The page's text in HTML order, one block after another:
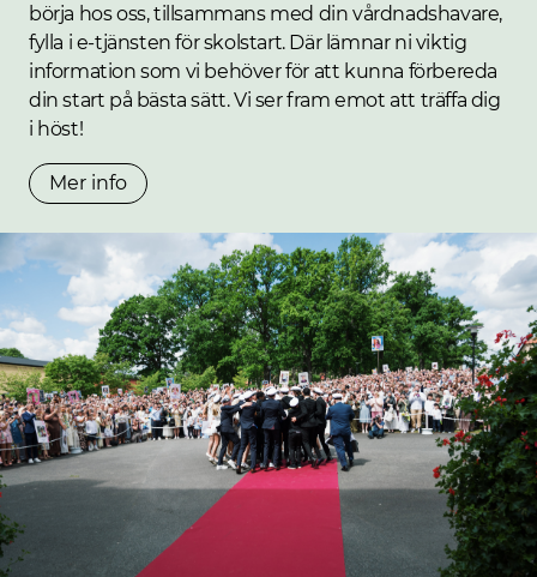
börja hos oss, tillsammans med din vårdnadshavare,
fylla i e-tjänsten för skolstart. Där lämnar ni viktig
information som vi behöver för att kunna förbereda
din start på bästa sätt. Vi ser fram emot att träffa dig
i höst!
Mer info